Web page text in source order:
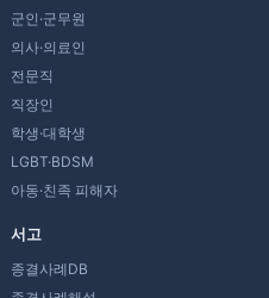
군인·군무원
의사·의료인
전문직
직장인
학생·대학생
LGBT·BDSM
아동·친족 피해자
서고
종결사례DB